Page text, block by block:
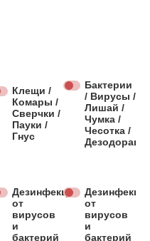
Клещи /
Комары /
Сверчки /
Пауки /
Гнус
Бактерии
/ Вирусы /
Лишай /
Чумка /
Чесотка /
Дезинфекция
от
вирусов
и
бактерий
от
вирусов
и
бактерий